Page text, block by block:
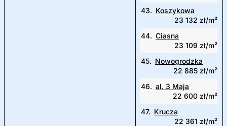
43. Koszykowa
23 132 zł/m²
44. Ciasna
23 109 zł/m²
45. Nowogrodzka
22 885 zł/m²
46. al. 3 Maja
22 600 zł/m²
47. Krucza
22 361 zł/m²